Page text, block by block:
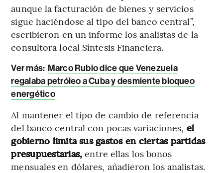
aunque la facturación de bienes y servicios
sigue haciéndose al tipo del banco central”,
escribieron en un informe los analistas de la
consultora local Síntesis Financiera.
Ver más: Marco Rubio dice que Venezuela
regalaba petróleo a Cuba y desmiente bloqueo
energético
Al mantener el tipo de cambio de referencia
del banco central con pocas variaciones, el
gobierno limita sus gastos en ciertas partidas
presupuestarias, entre ellas los bonos
mensuales en dólares, añadieron los analistas.